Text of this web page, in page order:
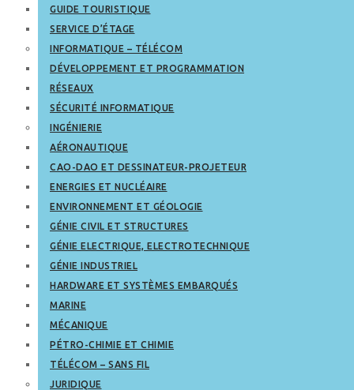
GUIDE TOURISTIQUE
SERVICE D’ÉTAGE
INFORMATIQUE – TÉLÉCOM
DÉVELOPPEMENT ET PROGRAMMATION
RÉSEAUX
SÉCURITÉ INFORMATIQUE
INGÉNIERIE
AÉRONAUTIQUE
CAO-DAO ET DESSINATEUR-PROJETEUR
ENERGIES ET NUCLÉAIRE
ENVIRONNEMENT ET GÉOLOGIE
GÉNIE CIVIL ET STRUCTURES
GÉNIE ELECTRIQUE, ELECTROTECHNIQUE
GÉNIE INDUSTRIEL
HARDWARE ET SYSTÈMES EMBARQUÉS
MARINE
MÉCANIQUE
PÉTRO-CHIMIE ET CHIMIE
TÉLÉCOM – SANS FIL
JURIDIQUE